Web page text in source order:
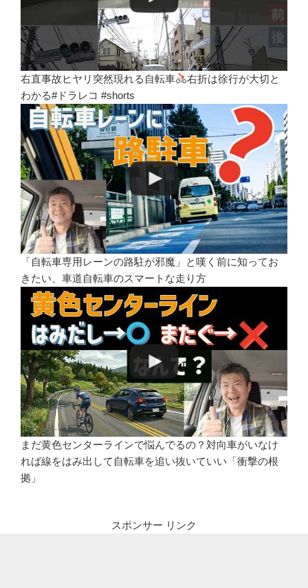
右直事故ヒヤリ突然現れる自転車
右折は徐行が大切と
わかる#ドラレコ #shorts
「自転車専用レーンの路駐が邪魔」と嘆く前に知ってお
きたい、車道自転車のスマートな走り方
まだ黄色センターラインで悩んでるの？対向車がいなけ
れば線をはみ出して自転車を追い抜いていい「衝撃の根
拠」
スポンサー リンク